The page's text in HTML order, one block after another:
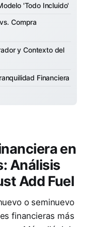
'Todo Incluido'
Compra
y Contexto del
Financiera
en
Análisis
Add Fuel
o seminuevo
financieras más